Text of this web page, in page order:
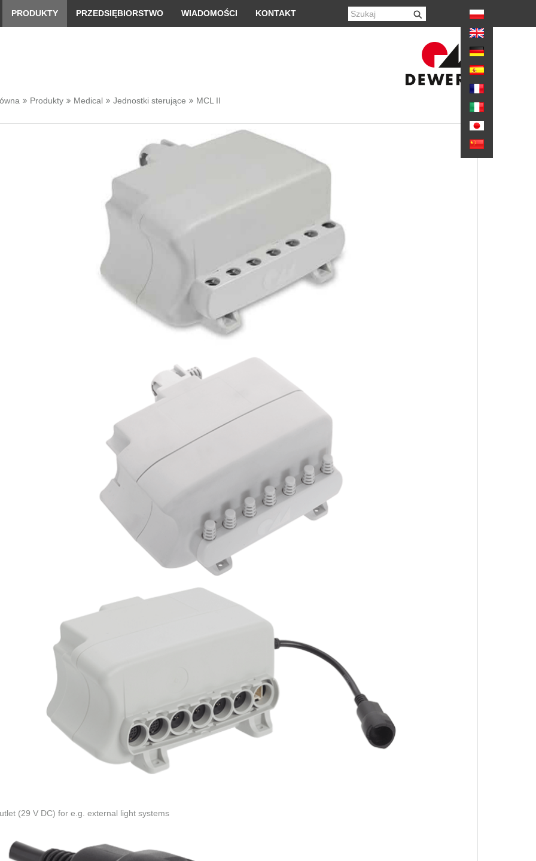
Don't show this message again
PRODUKTY PRZEDSIĘBIORSTWO WIADOMOŚCI KONTAKT
Produkty Medical Jednostki sterujące MCL II
(29 V DC) for e.g. external light systems